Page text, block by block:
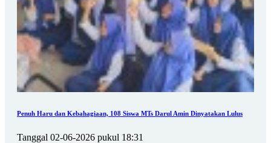
Penuh Haru dan Kebahagiaan, 108 Siswa MTs Darul Amin Dinyatakan Lulus
Tanggal 02-06-2026 pukul 18:31